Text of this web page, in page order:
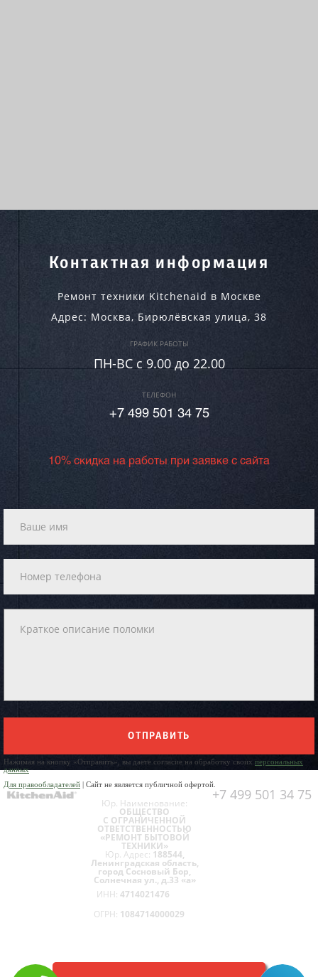
Контактная информация
Ремонт техники Kitchenaid в Москве
Адрес: Москва, Бирюлёвская улица, 38
ГРАФИК РАБОТЫ
ПН-ВC c 9.00 до 22.00
ТЕЛЕФОН
+7 499 501 34 75
10% скидка на работы при заявке с сайта
ОТПРАВИТЬ
Нажимая на кнопку «Отправить», вы даете согласие на обработку своих персональных
данных
Для правообладателей | Сайт не является публичной офертой.
+7 499 501 34 75
Юр. Наименование:
ОБЩЕСТВО
С ОГРАНИЧЕННОЙ
ОТВЕТСТВЕННОСТЬЮ
«РЕМОНТ БЫТОВОЙ
ТЕХНИКИ»
Юр. Адрес: 188544,
Ленинградская область,
город Сосновый Бор,
Солнечная ул., д.33 «а»
ИНН: 4714021476
ОГРН: 1084714000029